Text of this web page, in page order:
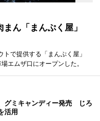
まん「まんぷく屋」
で提供する「まんぷく屋」
エムザ口にオープンした。
グミキャンディー発売 じろ
活用